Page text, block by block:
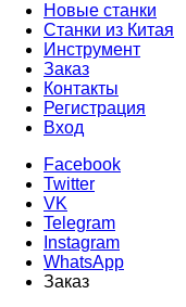
Новые станки
Станки из Китая
Инструмент
Заказ
Контакты
Регистрация
Вход
Facebook
Twitter
VK
Telegram
Instagram
WhatsApp
Заказ